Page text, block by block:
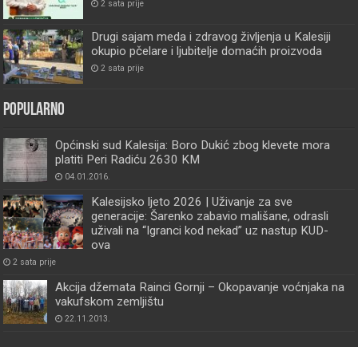
2 sata prije
Drugi sajam meda i zdravog življenja u Kalesiji
okupio pčelare i ljubitelje domaćih proizvoda
2 sata prije
Popularno
Općinski sud Kalesija: Boro Dukić zbog klevete mora
platiti Peri Radiću 2630 KM
04.01.2016.
Kalesijsko ljeto 2026 | Uživanje za sve
generacije: Šarenko zabavio mališane, odrasli
uživali na “Igranci kod nekad” uz nastup KUD-
ova
2 sata prije
Akcija džemata Rainci Gornji – Okopavanje voćnjaka na
vakufskom zemljištu
22.11.2013.